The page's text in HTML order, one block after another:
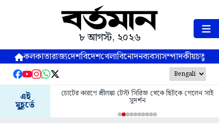
৮ আগস্ট, ২০২৬
কলকাতারাজ্যদেশবিদেশখেলাবিনোদনব্যবসাসম্পাদকীয়
এই
মুহূর্তে
চোটের কারণে শ্রীলঙ্কা টেস্ট সিরিজ থেকে ছিটকে গেলেন সাই
সুদর্শন